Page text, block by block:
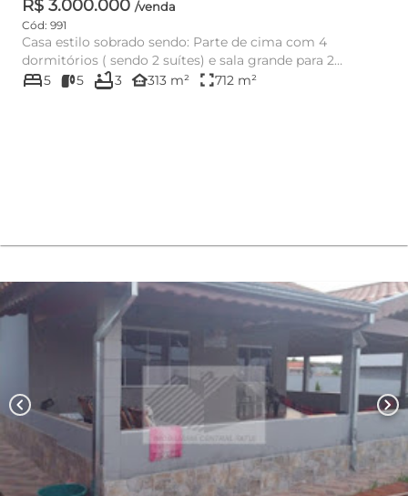
R$ 3.000.000 /venda
Cód: 991
Casa estilo sobrado sendo: Parte de cima com 4
dormitórios ( sendo 2 suítes) e sala grande para 2
ambientes . No térreo...
bed5 5 bathtub3 other_houses313 m² fullscreen712 m²
chevron_left chevron_right